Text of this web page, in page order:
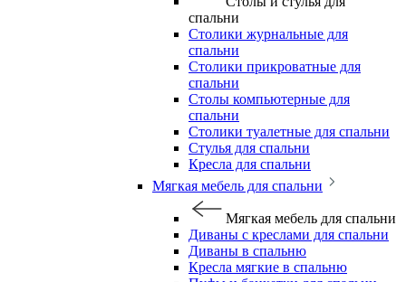
спальни
Столики журнальные для
спальни
Столики прикроватные для
спальни
Столы компьютерные для
спальни
Столики туалетные для спальни
Стулья для спальни
Кресла для спальни
Мягкая мебель для спальни
Мягкая мебель для спальни
Диваны с креслами для спальни
Диваны в спальню
Кресла мягкие в спальню